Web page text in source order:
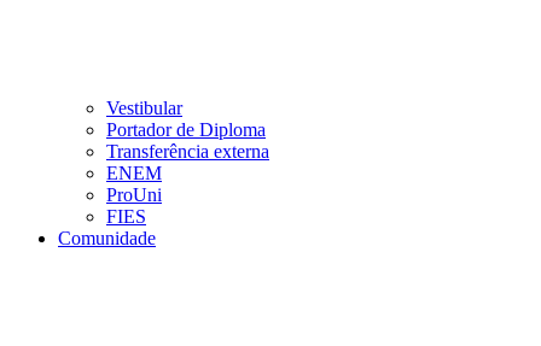
Vestibular
Portador de Diploma
Transferência externa
ENEM
ProUni
FIES
Comunidade